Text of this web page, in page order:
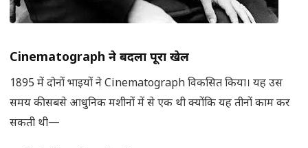
Cinematograph ने बदला पूरा खेल
1895 में दोनों भाइयों ने Cinematograph विकसित किया। यह उस
समय की सबसे आधुनिक मशीनों में से एक थी क्योंकि यह तीनों काम कर
सकती थी—